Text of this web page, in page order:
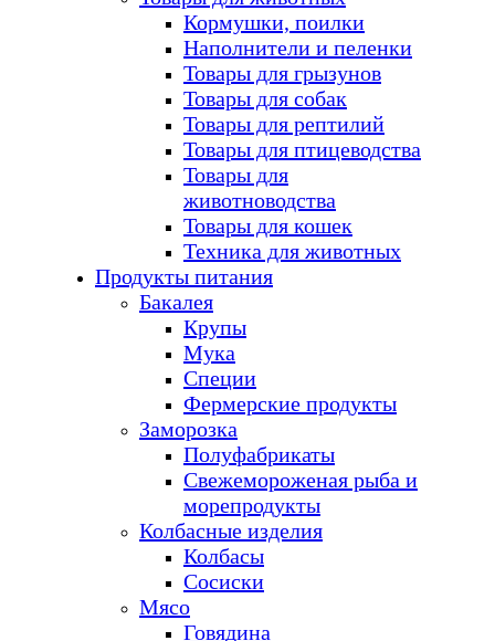
Кормушки, поилки
Наполнители и пеленки
Товары для грызунов
Товары для собак
Товары для рептилий
Товары для птицеводства
Товары для
животноводства
Товары для кошек
Техника для животных
Продукты питания
Бакалея
Крупы
Мука
Специи
Фермерские продукты
Заморозка
Полуфабрикаты
Свежемороженая рыба и
морепродукты
Колбасные изделия
Колбасы
Сосиски
Мясо
Говядина